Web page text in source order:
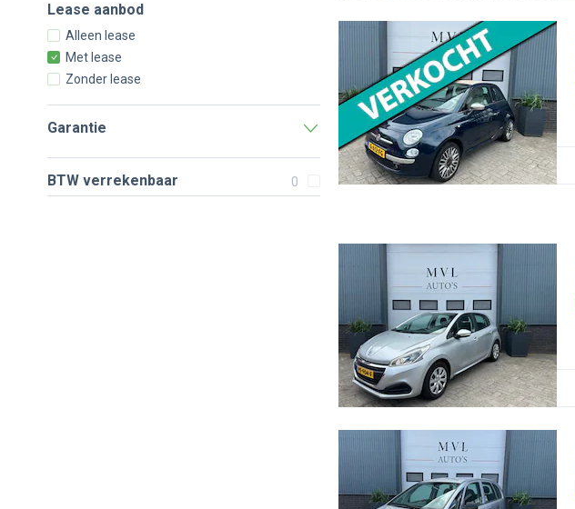
Lease aanbod
Alleen lease
Met lease
Zonder lease
Garantie
BTW verrekenbaar 0